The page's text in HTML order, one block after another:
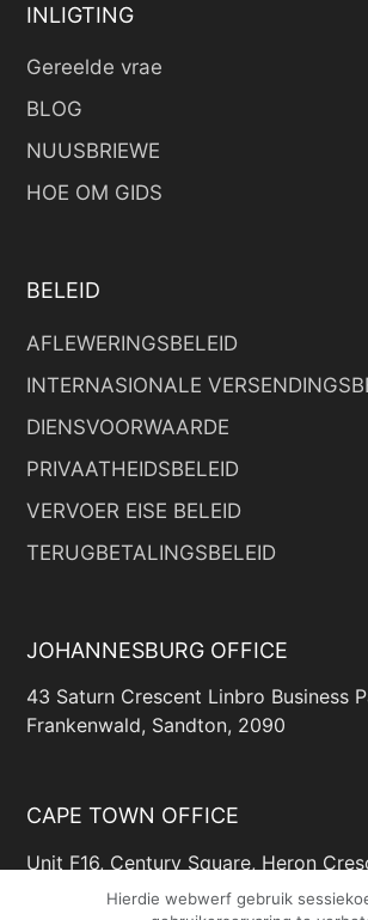
INLIGTING
Gereelde vrae
BLOG
NUUSBRIEWE
HOE OM GIDS
BELEID
AFLEWERINGSBELEID
INTERNASIONALE
DIENSVOORWAARDE
PRIVAATHEIDSBELEID
VERVOER EISE BELEID
TERUGBETALINGSBELEID
JOHANNESBURG OFFICE
43 Saturn Crescent Linbro Business
Frankenwald, Sandton, 2090
CAPE TOWN OFFICE
Unit F16, Century Square, Heron
Way, Century City, Cape Town, 7446
Hierdie webwerf gebruik